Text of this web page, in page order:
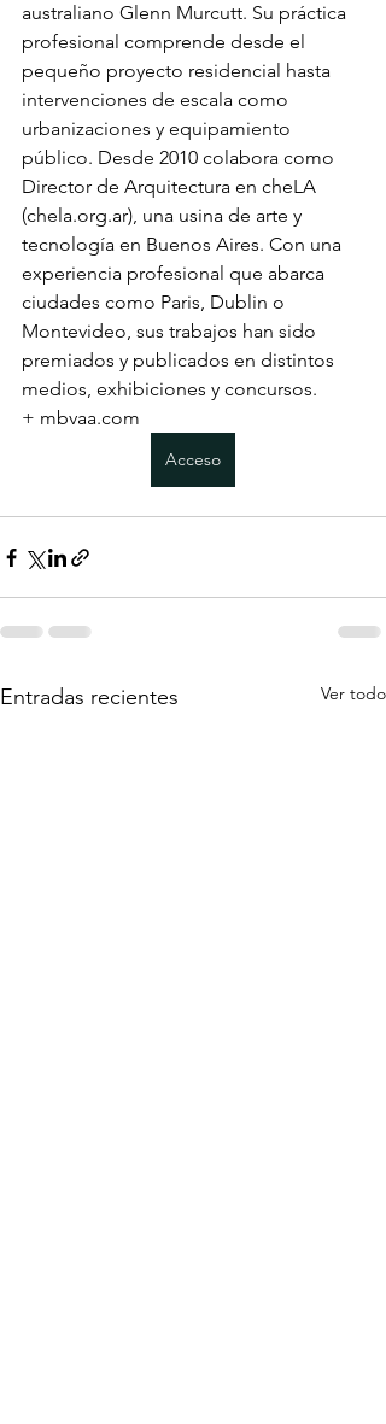
australiano Glenn Murcutt. Su práctica
profesional comprende desde el
pequeño proyecto residencial hasta
intervenciones de escala como
urbanizaciones y equipamiento
público. Desde 2010 colabora como
Director de Arquitectura en cheLA
(chela.org.ar), una usina de arte y
tecnología en Buenos Aires. Con una
experiencia profesional que abarca
ciudades como Paris, Dublin o
Montevideo, sus trabajos han sido
premiados y publicados en distintos
medios, exhibiciones y concursos.
+ mbvaa.com
Acceso
Entradas recientes Ver todo